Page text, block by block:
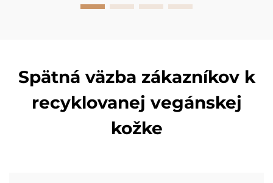
Spätná väzba zákazníkov k
recyklovanej vegánskej
kožke